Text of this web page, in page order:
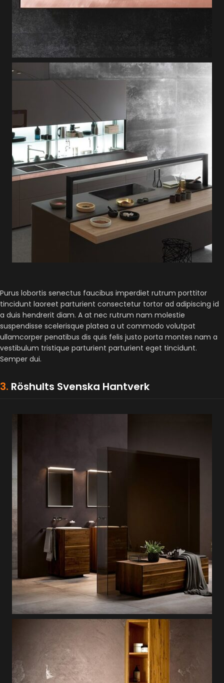
Purus lobortis senectus faucibus imperdiet rutrum porttitor
tincidunt laoreet parturient consectetur tortor ad adipiscing id
a duis hendrerit diam. A at nec rutrum nam molestie
suspendisse scelerisque platea a ut commodo volutpat
ullamcorper penatibus dis quis felis justo porta montes nam a
vestibulum tristique parturient parturient eget tincidunt.
Semper dui.
3. Röshults Svenska Hantverk